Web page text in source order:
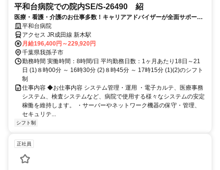
平和台病院での院内SE/S-26490 紹
医療・看護・介護のお仕事多数！キャリアアドバイザーが全面サポート
◎ 平和台病院
アクセス JR成田線 新木駅
月給196,400円～229,920円
千葉県我孫子市
勤務時間 実働時間：8時間/日 平均勤務日数：1ヶ月あたり18日～21
日 (1)８時00分 ～ 16時30分 (2)８時45分 ～ 17時15分 (1)(2)のシフト
制
仕事内容 ◆お仕事内容 システム管理・運用 ・電子カルテ、医療事務
システム、検査システムなど、病院で使用する様々なシステムの安定
稼働を維持します。 ・サーバーやネットワーク機器の保守・管理、
セキュリテ...
シフト制
正社員